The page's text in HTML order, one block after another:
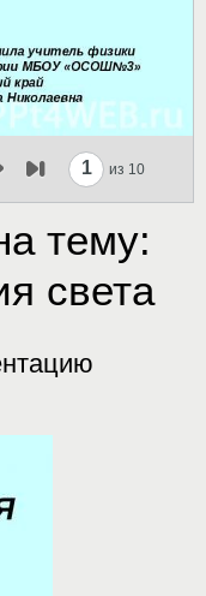
1 из 10
тему:
света